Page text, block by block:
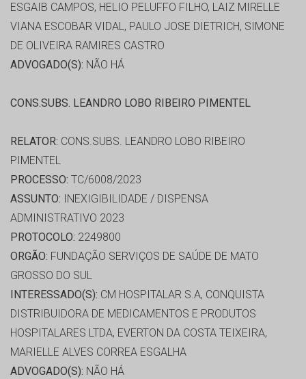
ESGAIB CAMPOS, HELIO PELUFFO FILHO, LAIZ MIRELLE
VIANA ESCOBAR VIDAL, PAULO JOSE DIETRICH, SIMONE
DE OLIVEIRA RAMIRES CASTRO
ADVOGADO(S): NÃO HÁ
CONS.SUBS. LEANDRO LOBO RIBEIRO PIMENTEL
RELATOR: CONS.SUBS. LEANDRO LOBO RIBEIRO
PIMENTEL
PROCESSO: TC/6008/2023
ASSUNTO: INEXIGIBILIDADE / DISPENSA
ADMINISTRATIVO 2023
PROTOCOLO: 2249800
ORGÃO: FUNDAÇÃO SERVIÇOS DE SAÚDE DE MATO
GROSSO DO SUL
INTERESSADO(S): CM HOSPITALAR S.A, CONQUISTA
DISTRIBUIDORA DE MEDICAMENTOS E PRODUTOS
HOSPITALARES LTDA, EVERTON DA COSTA TEIXEIRA,
MARIELLE ALVES CORREA ESGALHA
ADVOGADO(S): NÃO HÁ